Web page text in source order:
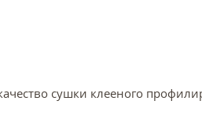
сушки клееного